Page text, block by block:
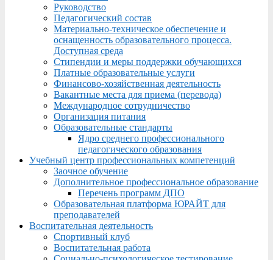
Руководство
Педагогический состав
Материально-техническое обеспечение и
оснащенность образовательного процесса.
Доступная среда
Стипендии и меры поддержки обучающихся
Платные образовательные услуги
Финансово-хозяйственная деятельность
Вакантные места для приема (перевода)
Международное сотрудничество
Организация питания
Образовательные стандарты
Ядро среднего профессионального
педагогического образования
Учебный центр профессиональных компетенций
Заочное обучение
Дополнительное профессиональное образование
Перечень программ ДПО
Образовательная платформа ЮРАЙТ для
преподавателей
Воспитательная деятельность
Спортивный клуб
Воспитательная работа